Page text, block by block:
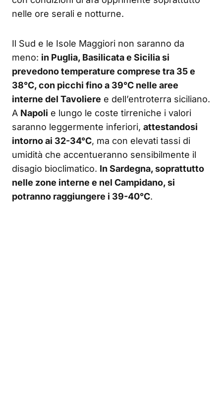
nelle ore serali e notturne.
Il Sud e le Isole Maggiori non saranno da
meno: in Puglia, Basilicata e Sicilia si
prevedono temperature comprese tra 35 e
38°C, con picchi fino a 39°C nelle aree
interne del Tavoliere e dell’entroterra siciliano.
A Napoli e lungo le coste tirreniche i valori
saranno leggermente inferiori, attestandosi
intorno ai 32-34°C, ma con elevati tassi di
umidità che accentueranno sensibilmente il
disagio bioclimatico. In Sardegna, soprattutto
nelle zone interne e nel Campidano, si
potranno raggiungere i 39-40°C.